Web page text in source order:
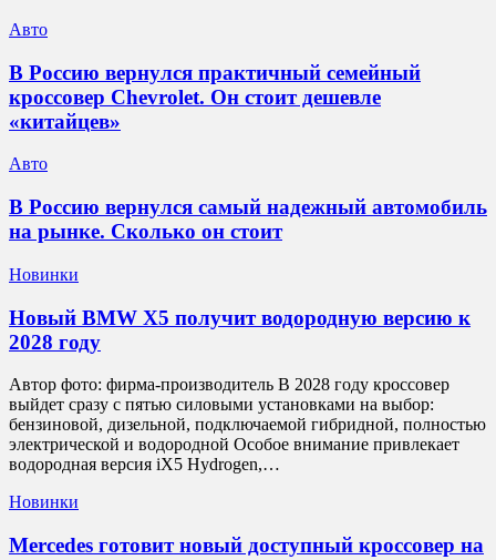
Авто
В Россию вернулся практичный семейный
кроссовер Chevrolet. Он стоит дешевле
«китайцев»
Авто
В Россию вернулся самый надежный автомобиль
на рынке. Сколько он стоит
Новинки
Новый BMW X5 получит водородную версию к
2028 году
Автор фото: фирма-производитель В 2028 году кроссовер
выйдет сразу с пятью силовыми установками на выбор:
бензиновой, дизельной, подключаемой гибридной, полностью
электрической и водородной Особое внимание привлекает
водородная версия iX5 Hydrogen,…
Новинки
Mercedes готовит новый доступный кроссовер на